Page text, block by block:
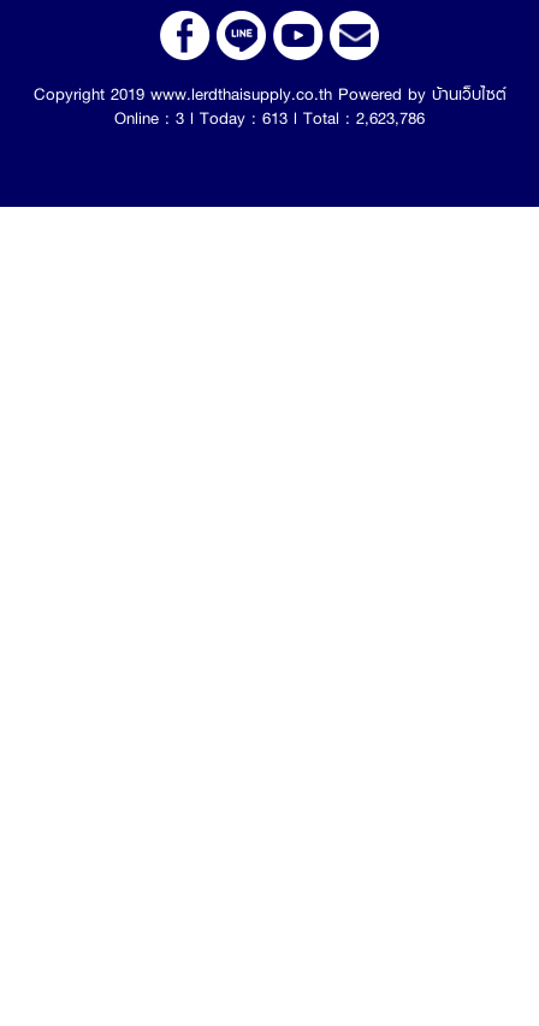
Copyright 2019 www.lerdthaisupply.co.th Powered by บ้านเว็บไซต์
Online : 3 l Today : 613 l Total : 2,623,786